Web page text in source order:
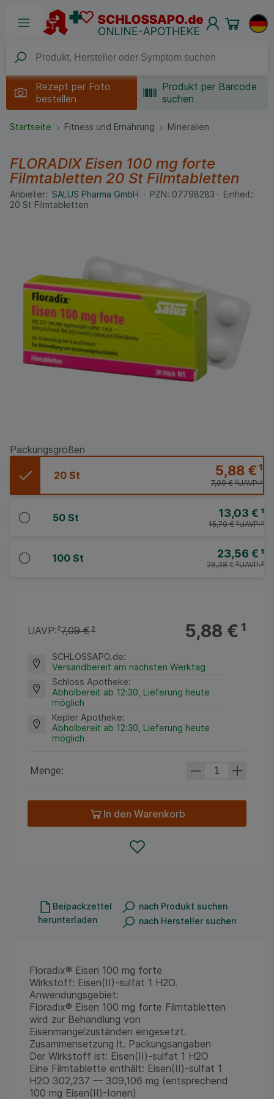
Rezept per Foto
bestellen
Produkt per Barcode
suchen
Startseite Fitness und Ernährung Mineralien
FLORADIX Eisen 100 mg forte
Filmtabletten 20 St Filmtabletten
Anbieter: SALUS Pharma GmbH PZN: 07798283
Einheit:
20 St Filmtabletten
Packungsgrößen
20 St 5,88 €¹
UAVP:²
7,09 €²
50 St 13,03 € ¹
UAVP:²
15,70 €²
100 St 23,56 € ¹
UAVP:²
28,38 €²
5,88 €¹
UAVP:²7,09 €²
SCHLOSSAPO.de:
Versandbereit am nächsten Werktag
Schloss Apotheke:
Abholbereit ab 12:30, Lieferung heute
möglich
Kepler Apotheke:
Abholbereit ab 12:30, Lieferung heute
möglich
Menge:
In den Warenkorb
Beipackzettel
herunterladen
nach Produkt suchen
nach Hersteller suchen
Floradix® Eisen 100 mg forte
Wirkstoff: Eisen(II)-sulfat 1 H2O.
Anwendungsgebiet:
Floradix® Eisen 100 mg forte Filmtabletten
wird zur Behandlung von
Eisenmangelzuständen eingesetzt.
Zusammensetzung lt. Packungsangaben
Der Wirkstoff ist: Eisen(II)-sulfat 1 H2O
Eine Filmtablette enthält: Eisen(II)-sulfat 1
H2O 302,237 — 309,106 mg (entsprechend
100 mg Eisen(II)-Ionen)